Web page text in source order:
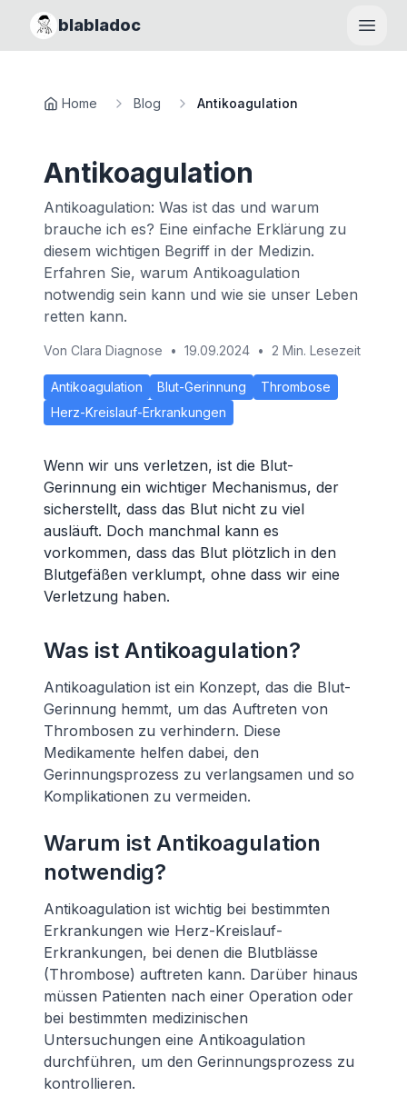
blabladoc
Home Blog Antikoagulation
Antikoagulation
Antikoagulation: Was ist das und warum
brauche ich es? Eine einfache Erklärung zu
diesem wichtigen Begriff in der Medizin.
Erfahren Sie, warum Antikoagulation
notwendig sein kann und wie sie unser Leben
retten kann.
Von Clara Diagnose • 19.09.2024 • 2 Min. Lesezeit
Antikoagulation Blut-Gerinnung
Thrombose
Herz-Kreislauf-Erkrankungen
Wenn wir uns verletzen, ist die Blut-
Gerinnung ein wichtiger Mechanismus, der
sicherstellt, dass das Blut nicht zu viel
ausläuft. Doch manchmal kann es
vorkommen, dass das Blut plötzlich in den
Blutgefäßen verklumpt, ohne dass wir eine
Verletzung haben.
Was ist Antikoagulation?
Antikoagulation ist ein Konzept, das die Blut-
Gerinnung hemmt, um das Auftreten von
Thrombosen zu verhindern. Diese
Medikamente helfen dabei, den
Gerinnungsprozess zu verlangsamen und so
Komplikationen zu vermeiden.
Warum ist Antikoagulation
notwendig?
Antikoagulation ist wichtig bei bestimmten
Erkrankungen wie Herz-Kreislauf-
Erkrankungen, bei denen die Blutblässe
(Thrombose) auftreten kann. Darüber hinaus
müssen Patienten nach einer Operation oder
bei bestimmten medizinischen
Untersuchungen eine Antikoagulation
durchführen, um den Gerinnungsprozess zu
kontrollieren.